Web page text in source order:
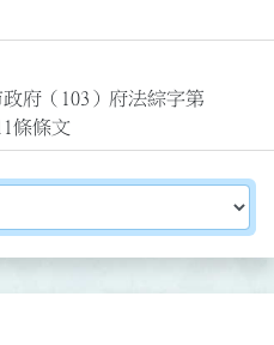
府（103）府法綜字第
條條文